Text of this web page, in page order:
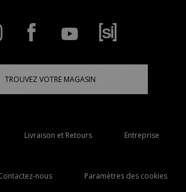
TROUVEZ VOTRE MAGASIN
Livraison et Retours Entreprise
nous Paramètres des cookies